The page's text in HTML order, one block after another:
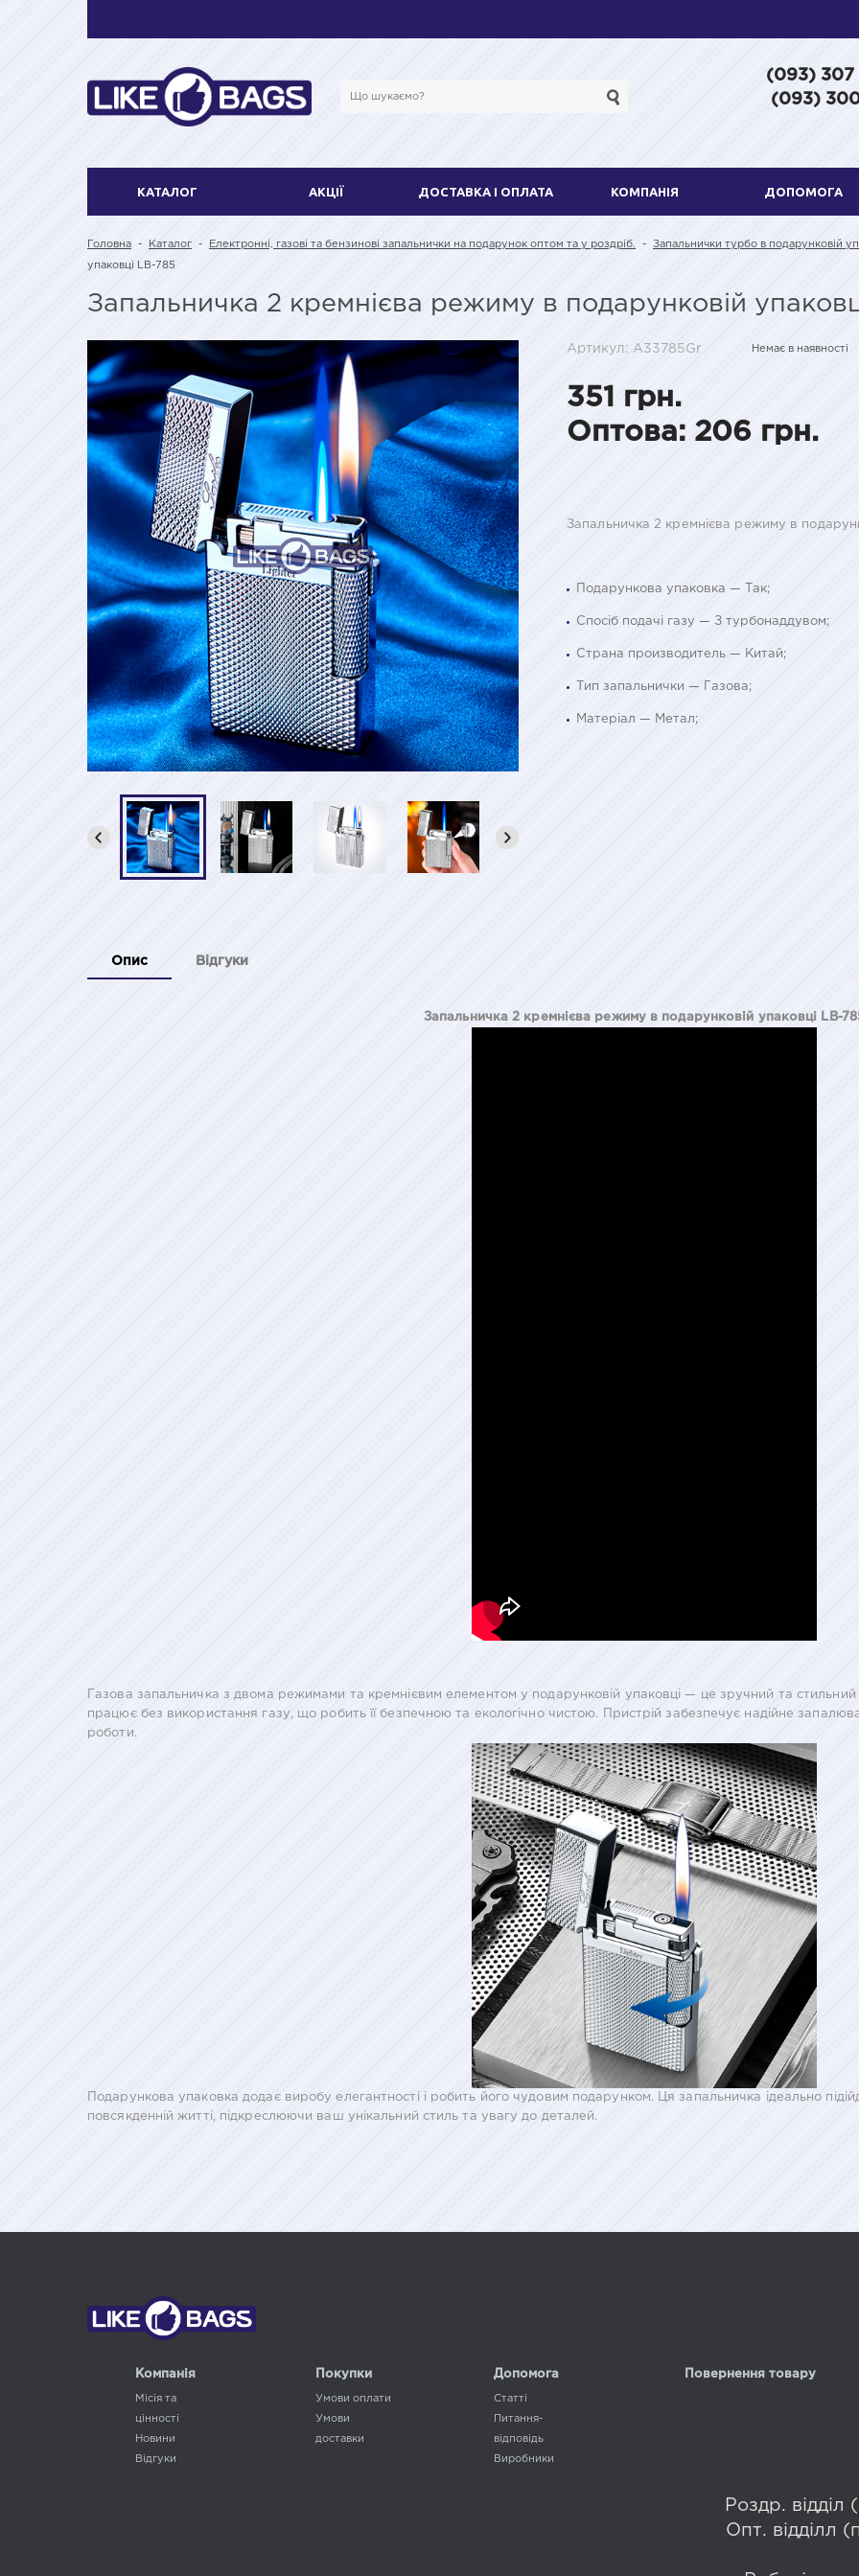
(093)
(093) 300
КАТАЛОГ АКЦІЇ ДОСТАВКА І ОПЛАТА КОМПАНІЯ ДОПОМОГА
Головна - Каталог - Електронні, газові та бензинові запальнички на подарунок оптом та у роздріб. - Запальнички турбо в подарунковій
упаковці LB-785
Запальничка 2 кремнієва режиму в подарунковій
Артикул: A33785Gr Немає в наявності
351 грн.
Оптова: 206 грн.
Запальничка 2 кремнієва режиму в
Подарункова упаковка — Так;
Спосіб подачі газу — З турбонаддувом;
Страна производитель — Китай;
Тип запальнички — Газова;
Матеріал — Метал;
Опис Відгуки
Запальничка 2 кремнієва режиму в подарунковій упаковці LB-
Газова запальничка з двома режимами та кремнієвим елементом у подарунковій упаковці — це зручний та
працює без використання газу, що робить її безпечною та екологічно чистою. Пристрій забезпечує надійне
роботи.
Подарункова упаковка додає виробу елегантності і робить його чудовим подарунком. Ця запальничка ідеально
повсякденній житті, підкреслюючи ваш унікальний стиль та увагу до деталей.
Компанія
Місія та
цінності
Новини
Відгуки
Покупки
Умови оплати
Умови
доставки
Допомога
Статті
Питання-
відповідь
Виробники
Повернення товару
Роздр.
Опт. відділл